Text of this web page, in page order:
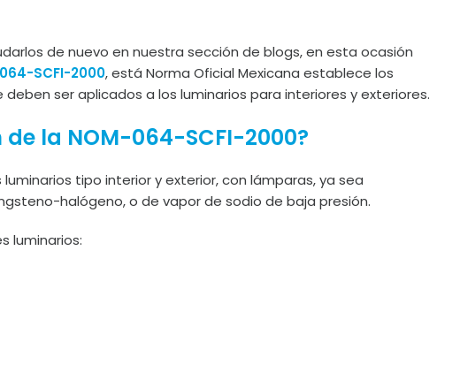
de nuevo en nuestra sección de blogs, en esta ocasión
SCFI-2000, está Norma Oficial Mexicana establece los
ser aplicados a los luminarios para interiores y exteriores.
la NOM-064-SCFI-2000?
tipo interior y exterior, con lámparas, ya sea
halógeno, o de vapor de sodio de baja presión.
luminarios: